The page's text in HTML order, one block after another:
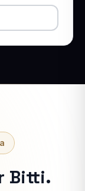
Bitti.